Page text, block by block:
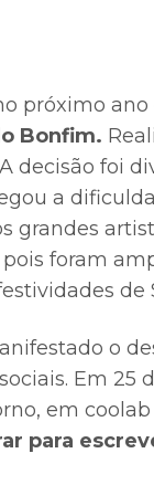
próximo ano
Bonfim.
decisão foi
a
grandes
foram
de
o
Em 25
em
para